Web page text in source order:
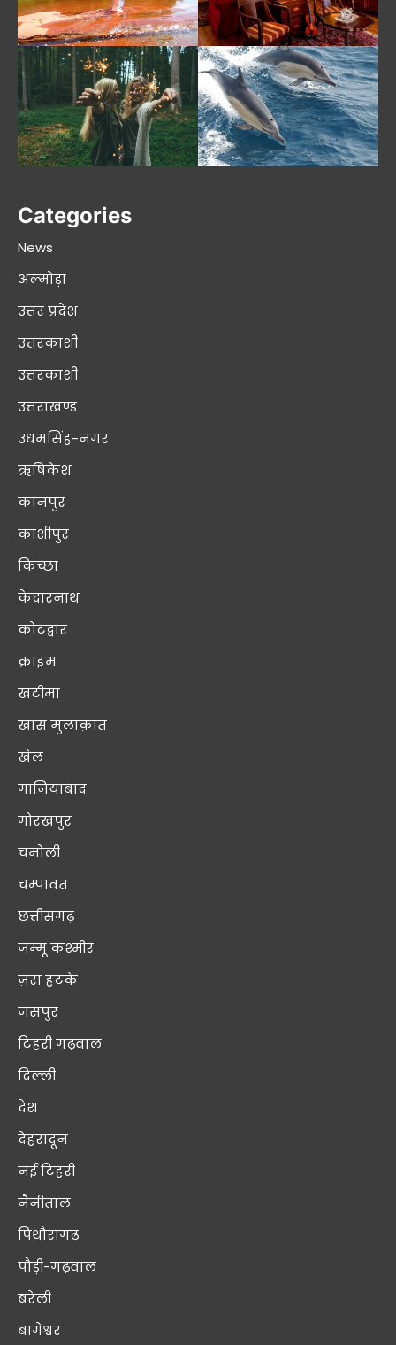
Categories
News
अल्मोड़ा
उत्तर प्रदेश
उत्तरकाशी
उत्तरकाशी
उत्तराखण्ड
उधमसिंह-नगर
ऋषिकेश
कानपुर
काशीपुर
किच्छा
केदारनाथ
कोटद्वार
क्राइम
खटीमा
खास मुलाक़ात
खेल
गाजियाबाद
गोरखपुर
चमोली
चम्पावत
छत्तीसगढ़
जम्मू कश्मीर
ज़रा हटके
जसपुर
टिहरी गढ़वाल
दिल्ली
देश
देहरादून
नई टिहरी
नैनीताल
पिथौरागढ़
पौड़ी-गढ़वाल
बरेली
बागेश्वर